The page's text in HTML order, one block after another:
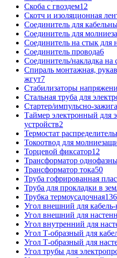
Скоба с гвоздем12
Скотч и изоляционная
Соединитель для
Соединитель для
Соединитель на стык для
Соединитель провода6
Соединитель/накладка на
Спираль монтажная,
жгут7
Стабилизаторы
Стальная труба для
Стартер/импульсно-
Таймер электронный для
устройств2
Термостат
Токоотвод для
Торцевой фиксатор12
Трансформатор
Трансформатор тока50
Труба гофрированная
Труба для прокладки в
Трубка термоусадочная136
Угол внешний для кабель-
Угол внешний для
Угол внутренний для
Угол Т-образный для
Угол Т-образный для
Угол трубы для